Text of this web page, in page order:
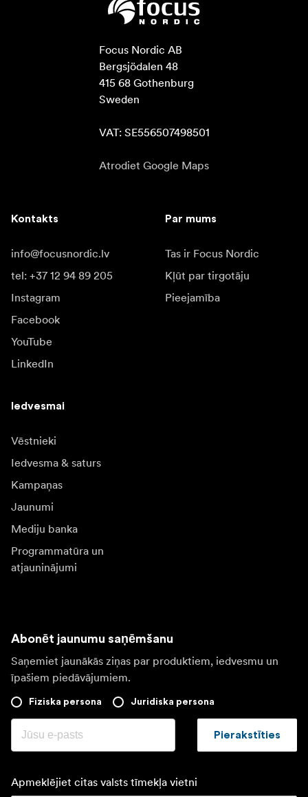
Focus Nordic AB
Bergsjödalen 48
415 68 Gothenburg
Sweden
VAT: SE556507498501
Atrodiet Google Maps
Kontakts
info@focusnordic.lv
tel: +37 12 94 89 205
Instagram
Facebook
YouTube
LinkedIn
Par mums
Tas ir Focus Nordic
Kļūt par tirgotāju
Pieejamība
Iedvesmai
Vēstnieki
Iedvesma & saturs
Kampaņas
Jaunumi
Mediju banka
Programmatūra un
atjauninājumi
Abonēt jaunumu saņēmšanu
Saņemiet jaunākās ziņas par produktiem, iedvesmu un
īpašiem piedāvājumiem.
Fiziska persona Juridiska persona
Pierakstīties
Apmeklējiet citas valsts tīmekļa vietni